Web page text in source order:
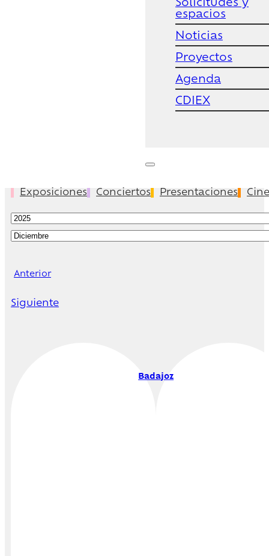
Solicitudes y
espacios
Noticias
Proyectos
Agenda
CDIEX
Exposiciones Conciertos Presentaciones Cine
Anterior
Siguiente
Badajoz